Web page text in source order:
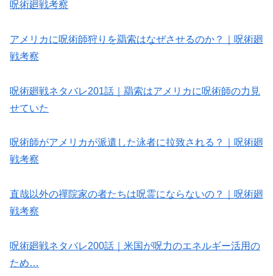
呪術廻戦考察
アメリカに呪術師狩りを羂索はなぜさせるのか？｜呪術廻
戦考察
呪術廻戦ネタバレ201話｜羂索はアメリカに呪術師の力見
せていた
呪術師がアメリカが派遣した泳者に拉致される？｜呪術廻
戦考察
直哉以外の禪院家の者たちは呪霊にならないの？｜呪術廻
戦考察
呪術廻戦ネタバレ200話｜米国が呪力のエネルギー活用の
ため…